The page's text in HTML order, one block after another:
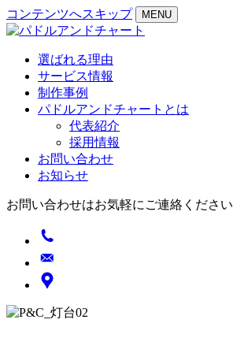
コンテンツへスキップ MENU
選ばれる理由
サービス情報
制作事例
パドルアンドチャートとは
代表紹介
採用情報
お問い合わせ
お知らせ
お問い合わせはお気軽にご連絡ください